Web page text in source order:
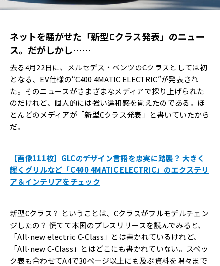
ネットを騒がせた「新型Cクラス発表」のニュー
ス。だがしかし……
去る4月22日に、メルセデス・ベンツのCクラスとしては初
となる、EV仕様の“C400 4MATIC ELECTRIC”が発表され
た。そのニュースがさまざまなメディアで採り上げられた
のだけれど、個人的には強い違和感を覚えたのである。ほ
とんどのメディアが「新型Cクラス発表」と書いていたから
だ。
【画像111枚】GLCのデザイン言語を忠実に踏襲？ 大きく
輝くグリルなど「C400 4MATIC ELECTRIC」のエクステリ
ア＆インテリアをチェック
新型Cクラス？ ということは、Cクラスがフルモデルチェン
ジしたの？ 慌てて本国のプレスリリースを読んでみると、
「All-new electric C-Class」とは書かれているけれど、
「All-new C-Class」とはどこにも書かれていない。スペッ
ク表も合わせてA4で30ページ以上にも及ぶ資料を隅々まで